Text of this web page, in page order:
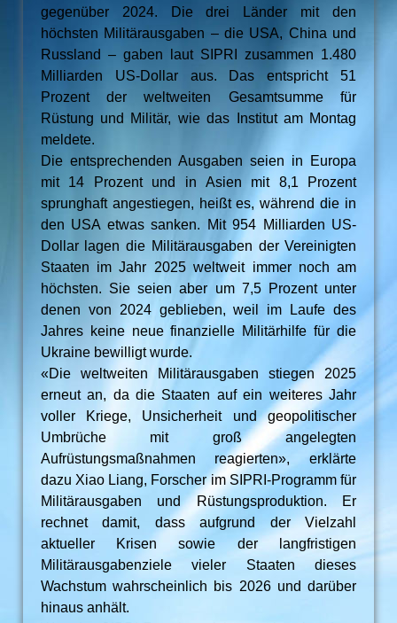
gegenüber 2024. Die drei Länder mit den
höchsten Militärausgaben – die USA, China und
Russland – gaben laut SIPRI zusammen 1.480
Milliarden US-Dollar aus. Das entspricht 51
Prozent der weltweiten Gesamtsumme für
Rüstung und Militär, wie das Institut am Montag
meldete.
Die entsprechenden Ausgaben seien in Europa
mit 14 Prozent und in Asien mit 8,1 Prozent
sprunghaft angestiegen, heißt es, während die in
den USA etwas sanken. Mit 954 Milliarden US-
Dollar lagen die Militärausgaben der Vereinigten
Staaten im Jahr 2025 weltweit immer noch am
höchsten. Sie seien aber um 7,5 Prozent unter
denen von 2024 geblieben, weil im Laufe des
Jahres keine neue finanzielle Militärhilfe für die
Ukraine bewilligt wurde.
«Die weltweiten Militärausgaben stiegen 2025
erneut an, da die Staaten auf ein weiteres Jahr
voller Kriege, Unsicherheit und geopolitischer
Umbrüche mit groß angelegten
Aufrüstungsmaßnahmen reagierten», erklärte
dazu Xiao Liang, Forscher im SIPRI-Programm für
Militärausgaben und Rüstungsproduktion. Er
rechnet damit, dass aufgrund der Vielzahl
aktueller Krisen sowie der langfristigen
Militärausgabenziele vieler Staaten dieses
Wachstum wahrscheinlich bis 2026 und darüber
hinaus anhält.